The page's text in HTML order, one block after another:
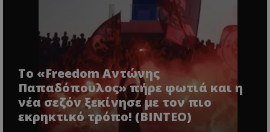
Το «Freedom Αντώνης
Παπαδόπουλος» πήρε φωτιά και η
νέα σεζόν ξεκίνησε με τον πιο
εκρηκτικό τρόπο! (ΒΙΝΤΕΟ)